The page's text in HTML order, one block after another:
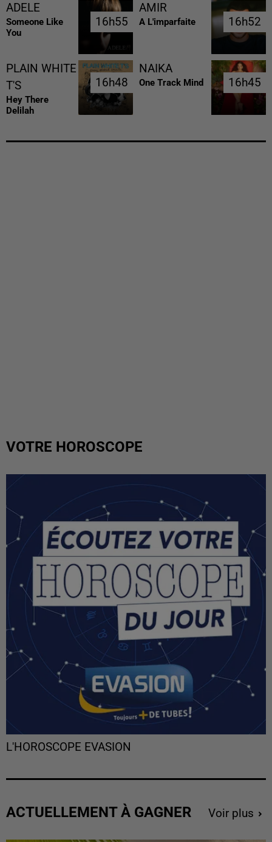
ADELE
Someone Like
You
16h55
16h55
AMIR
A L'imparfaite 16h52
16h52
PLAIN WHITE
T'S
Hey There
Delilah
16h48
16h48
NAIKA
One Track Mind 16h45
16h45
VOTRE HOROSCOPE
L'HOROSCOPE EVASION
ACTUELLEMENT À GAGNER Voir plus